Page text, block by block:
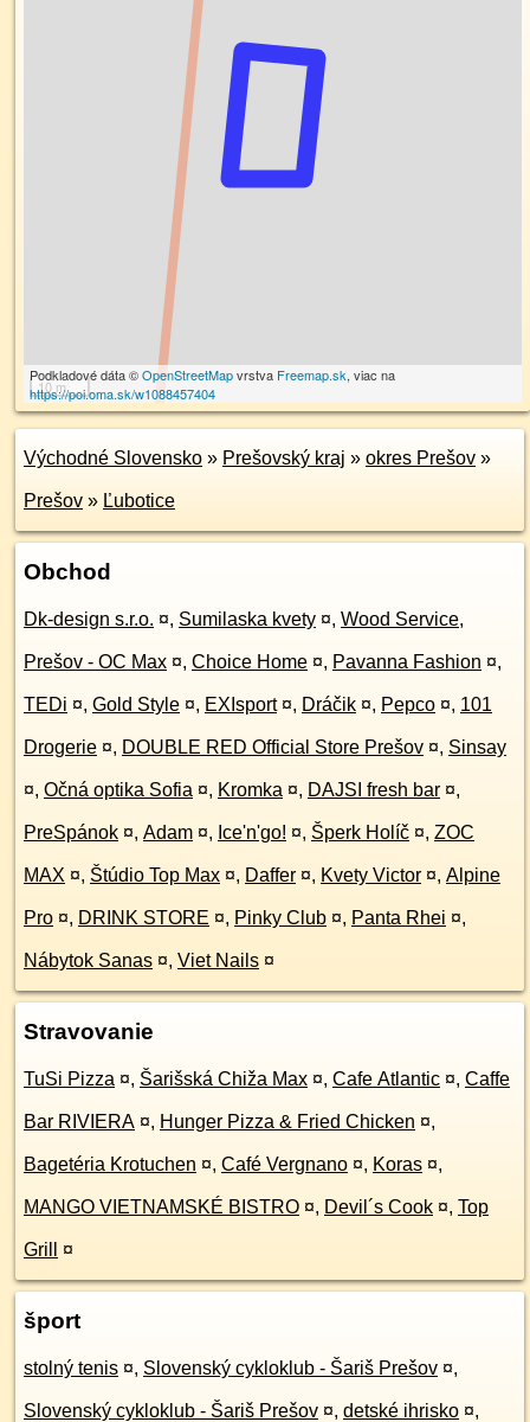
10 m
Podkladové dáta ©OpenStreetMapvrstva Freemap.sk, viac na
https://poi.oma.sk/w1088457404
Východné Slovensko » Prešovský kraj » okres Prešov »
Prešov » Ľubotice
Obchod
Dk-design s.r.o. ¤, Sumilaska kvety ¤, Wood Service,
Prešov - OC Max ¤, Choice Home ¤, Pavanna Fashion ¤,
TEDi ¤, Gold Style ¤, EXIsport ¤, Dráčik ¤, Pepco ¤, 101
Drogerie ¤, DOUBLE RED Official Store Prešov ¤, Sinsay
¤, Očná optika Sofia ¤, Kromka ¤, DAJSI fresh bar ¤,
PreSpánok ¤, Adam ¤, Ice'n'go! ¤, Šperk Holíč ¤, ZOC
MAX ¤, Štúdio Top Max ¤, Daffer ¤, Kvety Victor ¤, Alpine
Pro ¤, DRINK STORE ¤, Pinky Club ¤, Panta Rhei ¤,
Nábytok Sanas ¤, Viet Nails ¤
Stravovanie
TuSi Pizza ¤, Šarišská Chiža Max ¤, Cafe Atlantic ¤, Caffe
Bar RIVIERA ¤, Hunger Pizza & Fried Chicken ¤,
Bagetéria Krotuchen ¤, Café Vergnano ¤, Koras ¤,
MANGO VIETNAMSKÉ BISTRO ¤, Devil´s Cook ¤, Top
Grill ¤
šport
stolný tenis ¤, Slovenský cykloklub - Šariš Prešov ¤,
Slovenský cykloklub - Šariš Prešov ¤, detské ihrisko ¤,